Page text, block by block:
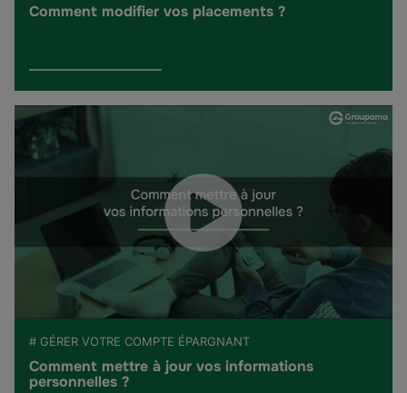
Comment modifier vos placements ?
# GÉRER VOTRE COMPTE ÉPARGNANT
Comment mettre à jour vos informations
personnelles ?